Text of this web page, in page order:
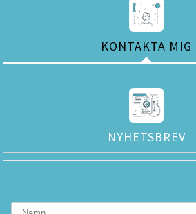
KONTAKTA MIG
NYHETSBREV